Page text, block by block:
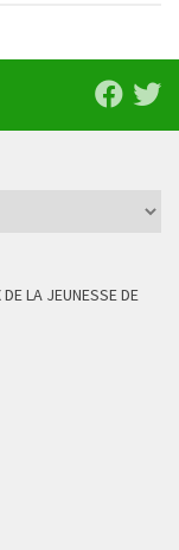
LA JEUNESSE DE